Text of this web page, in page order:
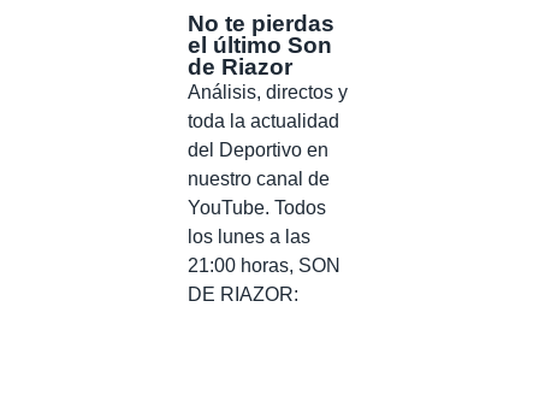
No te pierdas
el último Son
de Riazor
Análisis, directos y
toda la actualidad
del Deportivo en
nuestro canal de
YouTube. Todos
los lunes a las
21:00 horas, SON
DE RIAZOR: